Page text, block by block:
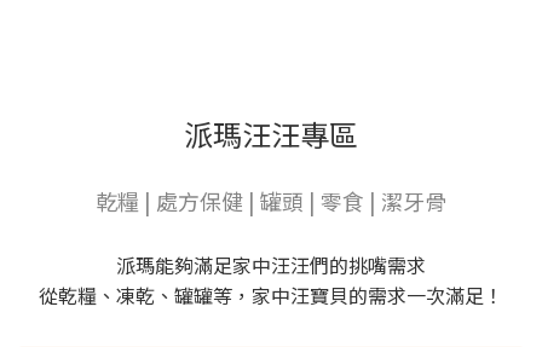
派瑪汪汪專區
乾糧 | 處方保健 | 罐頭 | 零食 | 潔牙骨
派瑪能夠滿足家中汪汪們的挑嘴需求
從乾糧、凍乾、罐罐等，家中汪寶貝的需求一次滿足！